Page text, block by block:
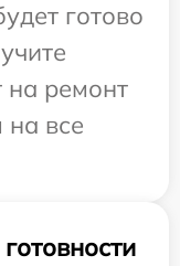
готово
ремонт
на все